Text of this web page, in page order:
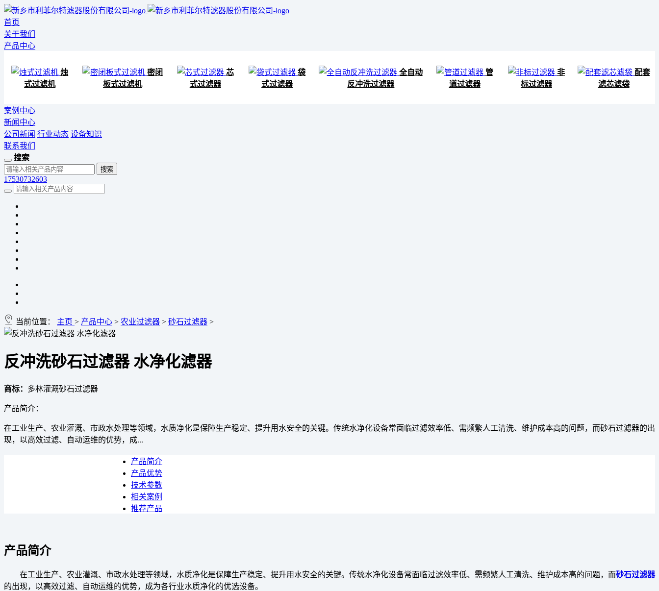
首页
关于我们
产品中心
烛
式过滤机
密闭
板式过滤机
芯
式过滤器
袋
式过滤器
全自动
反冲洗过滤器
管
道过滤器
非
标过滤器
配套
滤芯滤袋
案例中心
新闻中心
公司新闻 行业动态 设备知识
联系我们
搜索
17530732603
当前位置： 主页 > 产品中心 > 农业过滤器 > 砂石过滤器 >
反冲洗砂石过滤器 水净化滤器
商标： 多林灌溉砂石过滤器
产品简介：
在工业生产、农业灌溉、市政水处理等领域，水质净化是保障生产稳定、提升用水安全的关键。传统水净化设备常面临过滤效率低、需频繁人工清洗、维护成本高的问题，而砂石过滤器的出
现，以高效过滤、自动运维的优势，成...
产品简介
产品优势
技术参数
相关案例
推荐产品
产品简介
在工业生产、农业灌溉、市政水处理等领域，水质净化是保障生产稳定、提升用水安全的关键。传统水净化设备常面临过滤效率低、需频繁人工清洗、维护成本高的问题，而砂石过滤器
的出现，以高效过滤、自动运维的优势，成为各行业水质净化的优选设备。